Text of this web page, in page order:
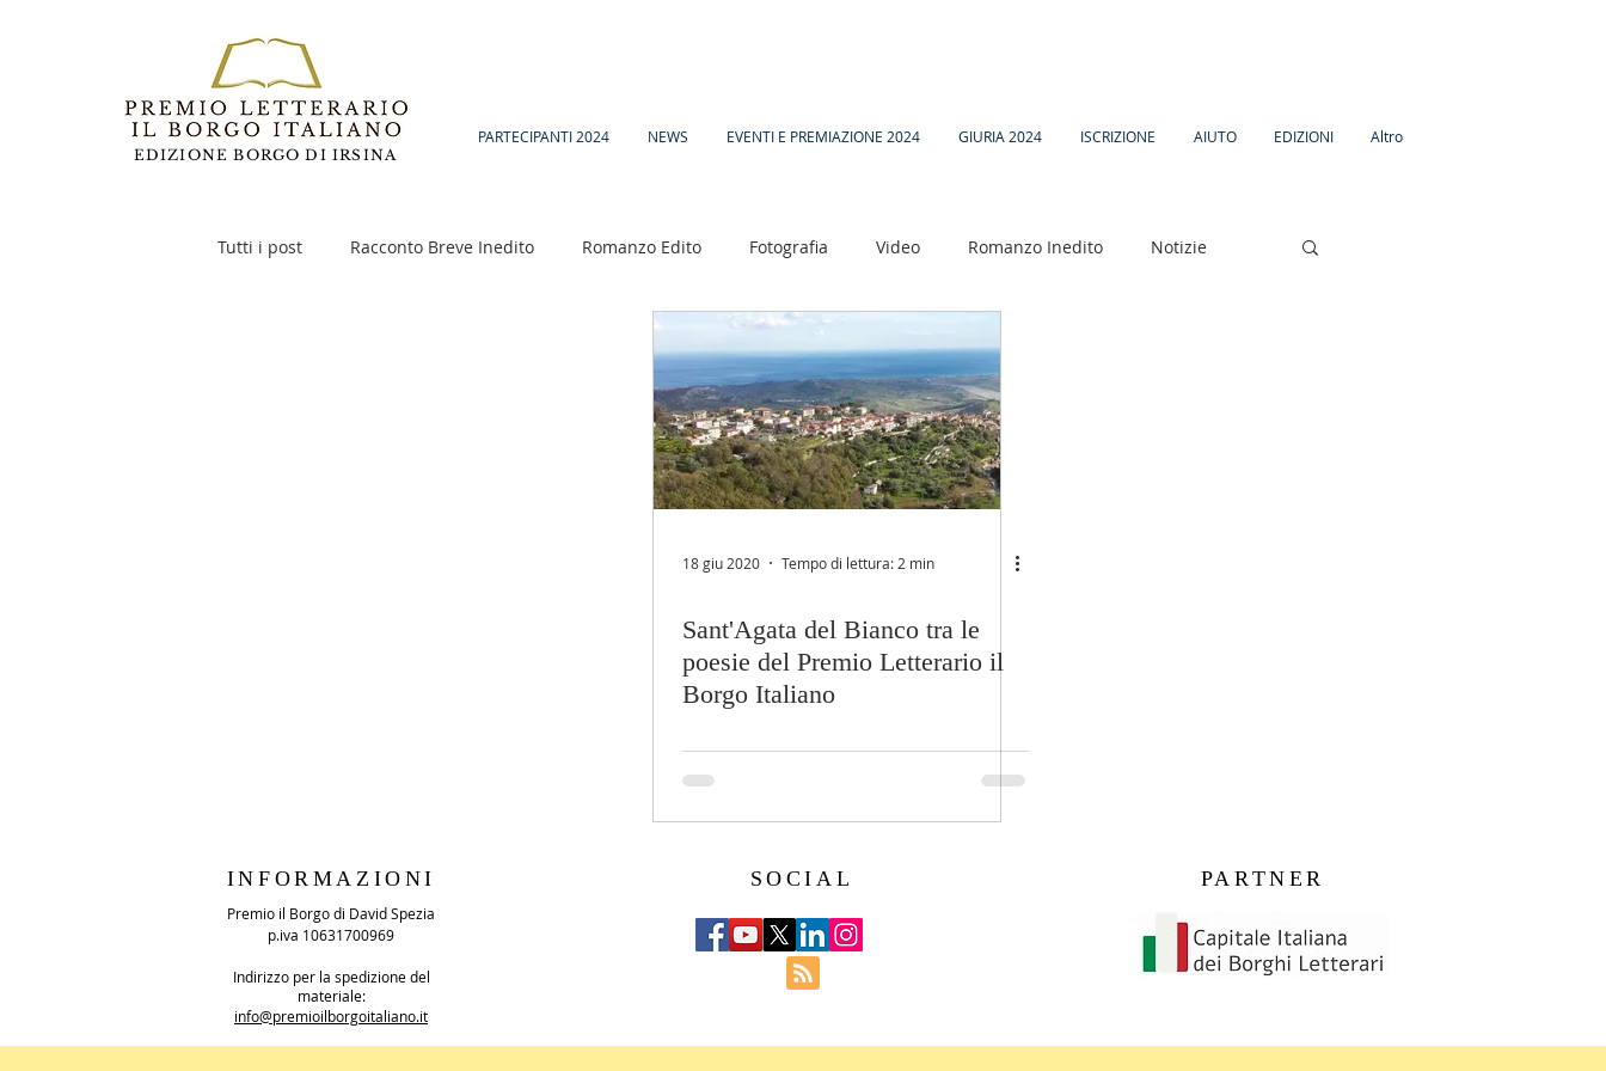
EDIZIONE BORGO DI IRSINA
PARTECIPANTI 2024 NEWS EVENTI E PREMIAZIONE 2024 GIURIA 2024 ISCRIZIONE AIUTO EDIZIONI Altro
Tutti i post Racconto Breve Inedito Romanzo Edito Fotografia Video Romanzo Inedito Notizie
18 giu 2020 Tempo di lettura: 2 min
Sant'Agata del Bianco tra le
poesie del Premio Letterario il
Borgo Italiano
INFORMAZIONI
Premio il Borgo di David Spezia
p.iva 10631700969
Indirizzo per la spedizione del
materiale:
info@premioilborgoitaliano.it
SOCIAL PARTNER